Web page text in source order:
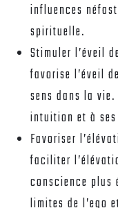
influences
spirituelle.
Stimuler l’éveil
favorise l’éveil
sens dans la
intuition et à
Favoriser
faciliter
conscience plus